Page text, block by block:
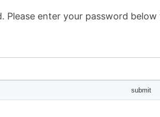
enter your password